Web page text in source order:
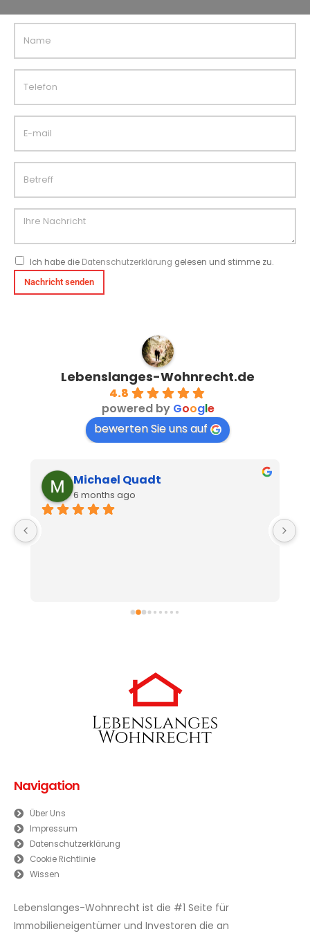
Ich habe die Datenschutzerklärung gelesen und stimme zu.
Lebenslanges-Wohnrecht.de
4.8
powered by Google
bewerten Sie uns auf
Michael Quadt
6 months ago
Navigation
Über Uns
Impressum
Datenschutzerklärung
Cookie Richtlinie
Wissen
Lebenslanges-Wohnrecht ist die #1 Seite für
Immobilieneigentümer und Investoren die an